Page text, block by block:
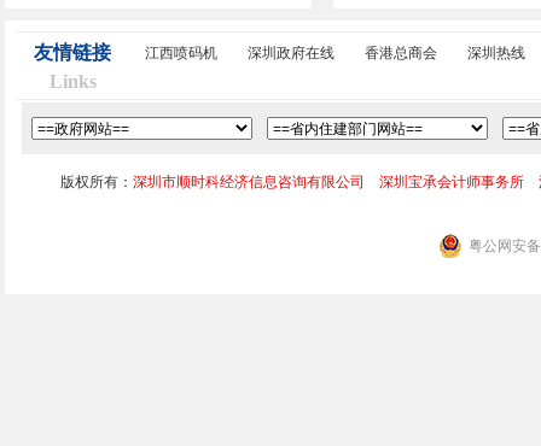
友情链接
Links
江西喷码机 深圳政府在线 香港总商会 深圳热线
版权所有： 深圳市顺时科经济信息咨询有限公司 深圳宝承会计师事务所
粤公网安备